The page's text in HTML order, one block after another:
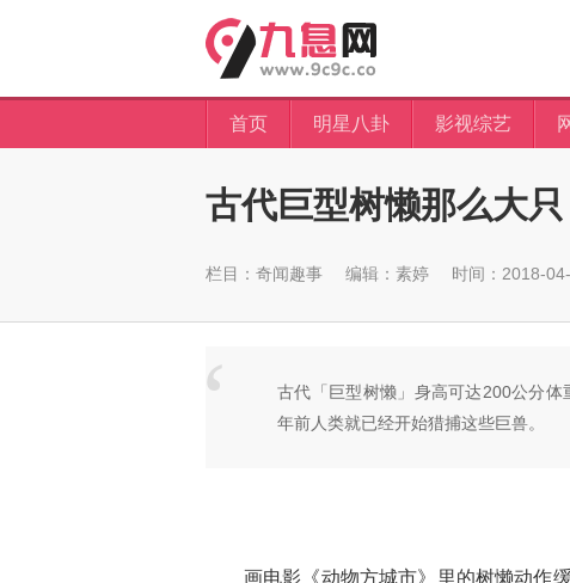
首页 明星八卦 影视综艺
古代巨型树懒那么大
栏目： 奇闻趣事 编辑：素婷 时间：2018-
古代「巨型树懒」身高可达200公分
年前人类就已经开始猎捕这些巨兽。
画电影《动物方城市》里的树懒动作